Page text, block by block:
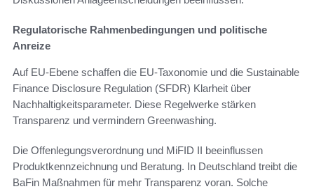
Regulatorische Rahmenbedingungen und politische
Anreize
Auf EU-Ebene schaffen die EU-Taxonomie und die Sustainable
Finance Disclosure Regulation (SFDR) Klarheit über
Nachhaltigkeitsparameter. Diese Regelwerke stärken
Transparenz und vermindern Greenwashing.
Die Offenlegungsverordnung und MiFID II beeinflussen
Produktkennzeichnung und Beratung. In Deutschland treibt die
BaFin Maßnahmen für mehr Transparenz voran. Solche